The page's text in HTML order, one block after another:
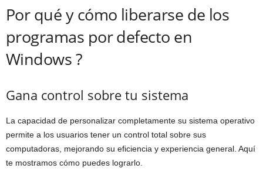
Por qué y cómo liberarse de los
programas por defecto en
Windows ?
Gana control sobre tu sistema
La capacidad de personalizar completamente su sistema operativo
permite a los usuarios tener un control total sobre sus
computadoras, mejorando su eficiencia y experiencia general. Aquí
te mostramos cómo puedes lograrlo.